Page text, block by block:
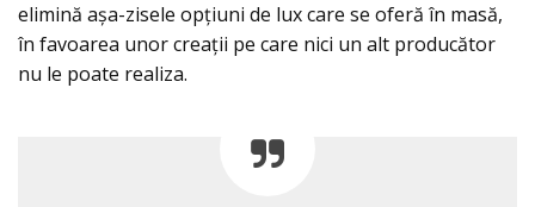
elimină aşa-zisele opțiuni de lux care se oferă în masă,
în favoarea unor creații pe care nici un alt producător
nu le poate realiza.